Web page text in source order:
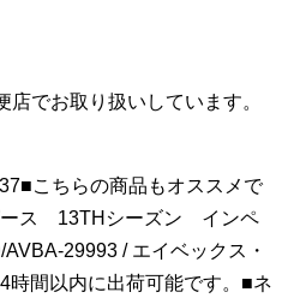
でお取り扱いしています。
こちらの商品もオススメで
ス 13THシーズン インペ
29993 / エイベックス・
時間以内に出荷可能です。■ネ